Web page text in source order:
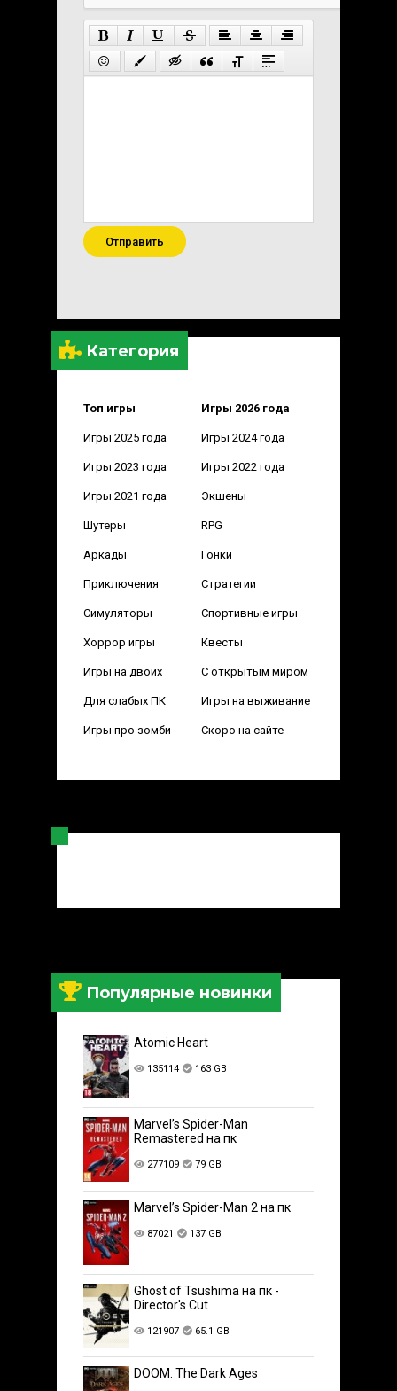
Категория
Топ игры Игры 2026 года
Игры 2025 года Игры 2024 года
Игры 2023 года Игры 2022 года
Игры 2021 года Экшены
Шутеры RPG
Аркады Гонки
Приключения Стратегии
Симуляторы Спортивные игры
Хоррор игры Квесты
Игры на двоих С открытым миром
Для слабых ПК Игры на выживание
Игры про зомби Скоро на сайте
Популярные новинки
Atomic Heart
135114 163 GB
Marvel’s Spider-Man
Remastered на пк
277109 79 GB
Marvel’s Spider-Man 2 на пк
87021 137 GB
Ghost of Tsushima на пк -
Director's Cut
121907 65.1 GB
DOOM: The Dark Ages
Отправить